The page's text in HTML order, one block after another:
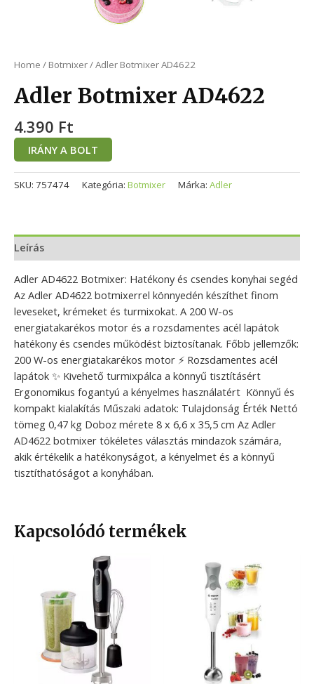
Home / Botmixer/ Adler Botmixer AD4622
Adler Botmixer AD4622
4.390 Ft
IRÁNY A BOLT
SKU: 757474 Kategória: Botmixer Márka: Adler
Leírás
Adler AD4622 Botmixer: Hatékony és csendes konyhai segéd
Az Adler AD4622 botmixerrel könnyedén készíthet finom
leveseket, krémeket és turmixokat. A 200 W-os
energiatakarékos motor és a rozsdamentes acél lapátok
hatékony és csendes működést biztosítanak. Főbb jellemzők:
200 W-os energiatakarékos motor ⚡ Rozsdamentes acél
lapátok ✨ Kivehető turmixpálca a könnyű tisztításért
Ergonomikus fogantyú a kényelmes használatért ️ Könnyű és
kompakt kialakítás Műszaki adatok: Tulajdonság Érték Nettó
tömeg 0,47 kg Doboz mérete 8 x 6,6 x 35,5 cm Az Adler
AD4622 botmixer tökéletes választás mindazok számára,
akik értékelik a hatékonyságot, a kényelmet és a könnyű
tisztíthatóságot a konyhában.
Kapcsolódó termékek